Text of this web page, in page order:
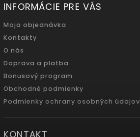
INFORMÁCIE PRE VÁS
Moja objednávka
Kontakty
O nás
Doprava a platba
Bonusový program
Obchodné podmienky
Podmienky ochrany osobných údajov
KONTAKT